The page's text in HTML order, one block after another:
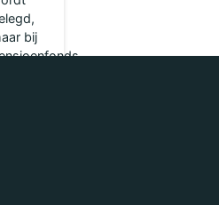
bij